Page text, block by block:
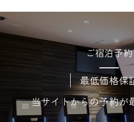
ご宿泊予約
最低価格保
当サイトからの予約が